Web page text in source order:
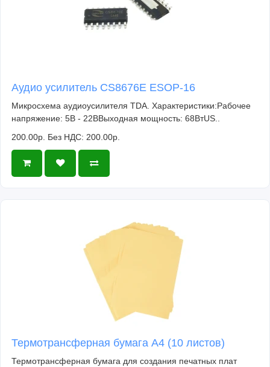
Аудио усилитель CS8676E ESOP-16
Микросхема аудиоусилителя TDA. Характеристики:Рабочее
напряжение: 5В - 22ВВыходная мощность: 68ВтUS..
200.00р. Без НДС: 200.00р.
Термотрансферная бумага А4 (10 листов)
Термотрансферная бумага для создания печатных плат